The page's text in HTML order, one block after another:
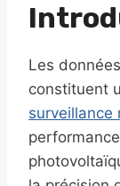
Les
constituent
surveillance